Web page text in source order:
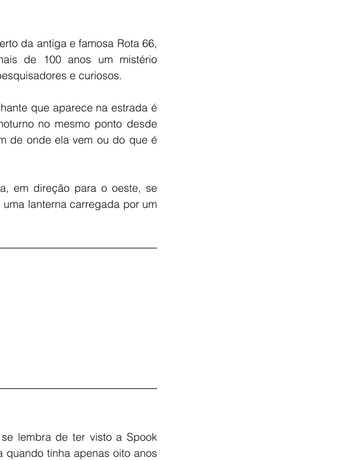
da antiga e famosa Rota 66,
de 100 anos um mistério
e curiosos.
que aparece na estrada é
no mesmo ponto desde
de onde ela vem ou do que é
em direção para o oeste, se
lanterna carregada por um
lembra de ter visto a Spook
quando tinha apenas oito anos